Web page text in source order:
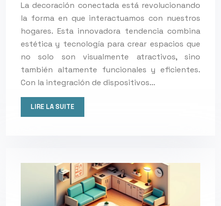
La decoración conectada está revolucionando
la forma en que interactuamos con nuestros
hogares. Esta innovadora tendencia combina
estética y tecnología para crear espacios que
no solo son visualmente atractivos, sino
también altamente funcionales y eficientes.
Con la integración de dispositivos…
LIRE LA SUITE